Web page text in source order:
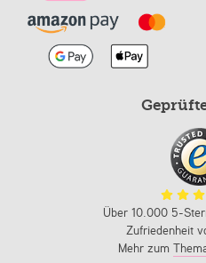
Über 10.000 5-
Zufriedenheit
Mehr zum